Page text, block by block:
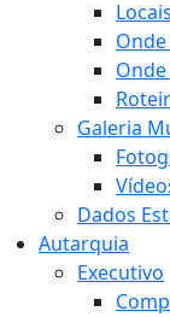
Galeria
Dados
Autarquia
Executivo